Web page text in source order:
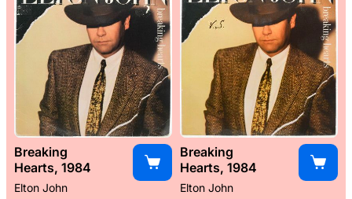
Breaking
Hearts, 1984
Elton John
Breaking
Hearts, 1984
Elton John